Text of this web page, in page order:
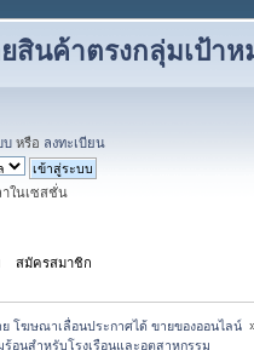
สินค้าตรงกลุ่มเป้
บ หรือ ลงทะเบียน
าในเซสชั่น
สมัครสมาชิก
โฆษณาเลื่อนประกาศได้ ขายของออนไลน์
อนสำหรับโรงเรือนและอุตสาหกรรม